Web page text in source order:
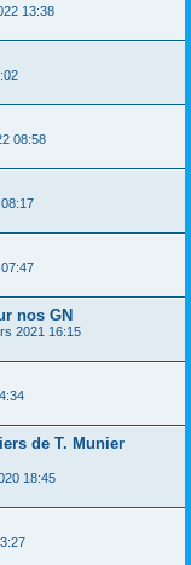
13:38
08:58
nos GN
2021 16:15
de T. Munier
18:45